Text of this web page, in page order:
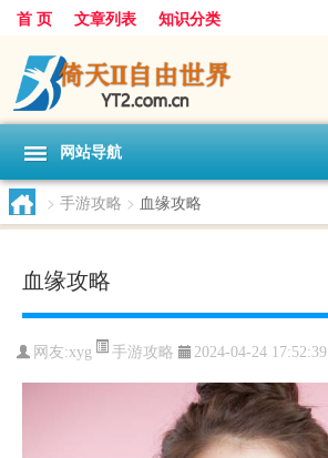
首 页 文章列表 知识分类
网站导航
> 手游攻略 > 血缘攻略
血缘攻略
网友:xyg 手游攻略 2024-04-24 17:52:39